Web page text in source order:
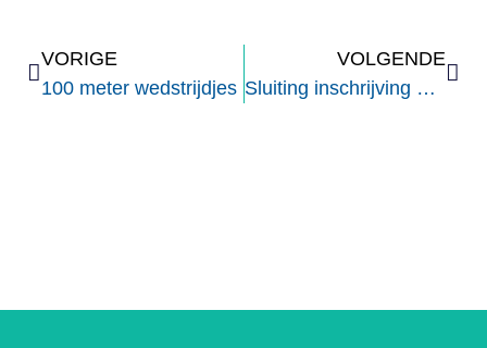
VORIGE
100 meter wedstrijdjes
VOLGENDE
Sluiting inschrijving baanpassen